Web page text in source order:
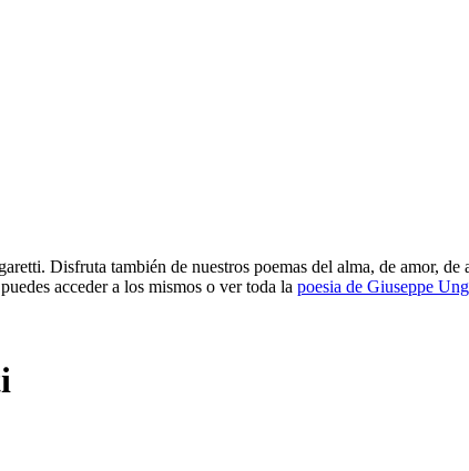
Disfruta también de nuestros poemas del alma, de amor,
acceder a los mismos o ver toda la poesia de Giuseppe